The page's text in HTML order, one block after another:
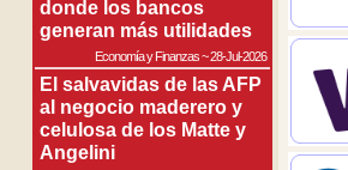
donde los bancos
generan más utilidades
Economía y Finanzas~28-Jul-2026
El salvavidas de las AFP
al negocio maderero y
celulosa de los Matte y
Angelini